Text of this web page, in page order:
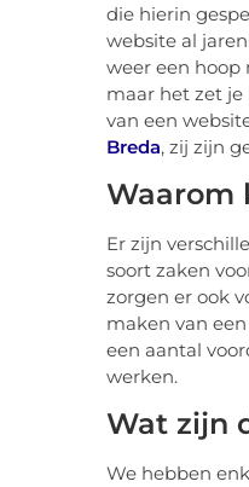
die hierin
website al
weer een hoop
maar het zet
van een
Breda, zij zijn
Waarom
Er zijn
soort zaken
zorgen er ook
maken van
een aantal
werken.
Wat zijn
We hebben